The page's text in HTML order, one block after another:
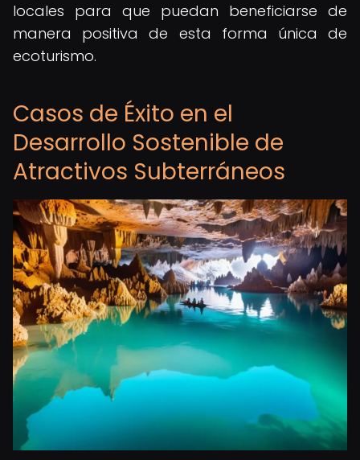
locales para que puedan beneficiarse de
manera positiva de esta forma única de
ecoturismo.
Casos de Éxito en el
Desarrollo Sostenible de
Atractivos Subterráneos